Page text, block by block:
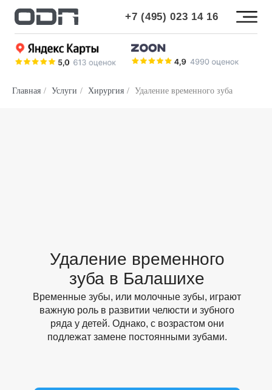
+7 (495) 023 14 16
+7 (495) 023 14 16
Главная / Услуги / Хирургия / Удаление временного зуба
Удаление временного
зуба в Балашихе
Временные зубы, или молочные зубы, играют
важную роль в развитии челюсти и зубного
ряда у детей. Однако, с возрастом они
подлежат замене постоянными зубами.